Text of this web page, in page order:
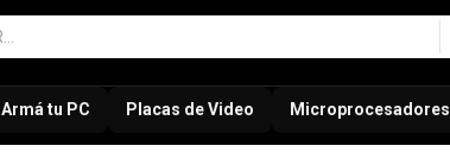
Armá tu PC Placas de Video Microprocesadores